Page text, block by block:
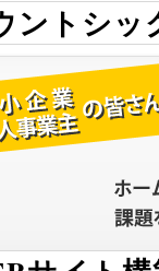
ントシッ